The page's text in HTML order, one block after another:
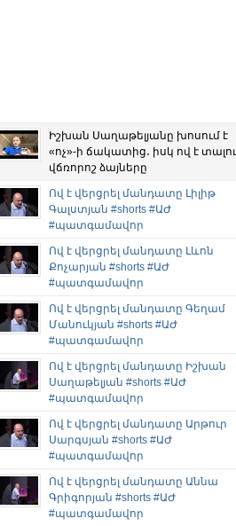
Իշխան Սաղաթելյանը խոսում է
«ոչ»-ի ճակատից․ իսկ ով է տալու
վճռորոշ ձայները
Ով է վերցրել մանդատը Լիլիթ
Գալստյան #shorts #ԱԺ
#պատգամավոր
Ով է վերցրել մանդատը Լևոն
Քոչարյան #shorts #ԱԺ
#պատգամավոր
Ով է վերցրել մանդատը Գեղամ
Մանուկյան #shorts #ԱԺ
#պատգամավոր
Ով է վերցրել մանդատը Իշխան
Սաղաթելյան #shorts #ԱԺ
#պատգամավոր
Ով է վերցրել մանդատը Արթուր
Սարգսյան #shorts #ԱԺ
#պատգամավոր
Ով է վերցրել մանդատը Աննա
Գրիգորյան #shorts #ԱԺ
#պատգամավոր